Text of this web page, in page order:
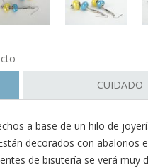
CUIDADO
a base de un hilo de
decorados con abalorios
de bisutería se verá muy